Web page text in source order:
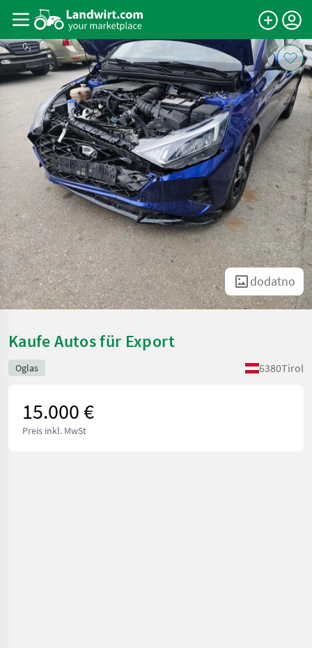
dodatno
Kaufe Autos für Export
Oglas 6380Tirol
15.000 €
Preis inkl. MwSt